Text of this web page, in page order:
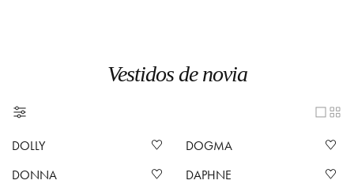
Vestidos de novia
DOLLY
DOGMA
DONNA
DAPHNE